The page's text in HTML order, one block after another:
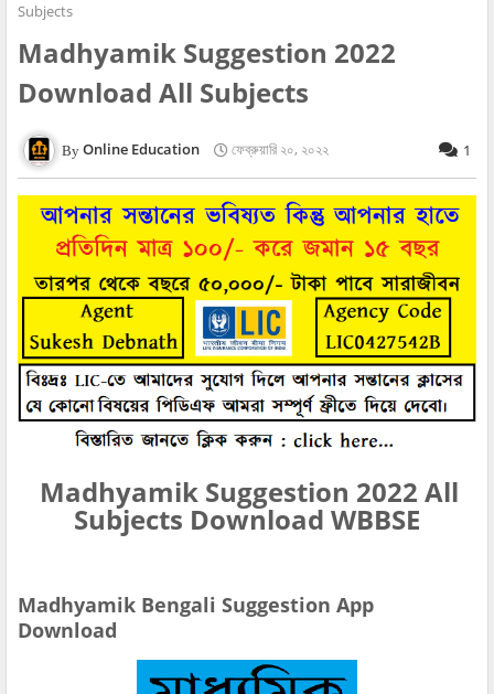
Subjects
Madhyamik Suggestion 2022
Download All Subjects
Online Education ফেব্রুয়ারি ২০, ২০২২ 1
Madhyamik Suggestion 2022 All
Subjects Download WBBSE
Madhyamik Bengali Suggestion App
Download